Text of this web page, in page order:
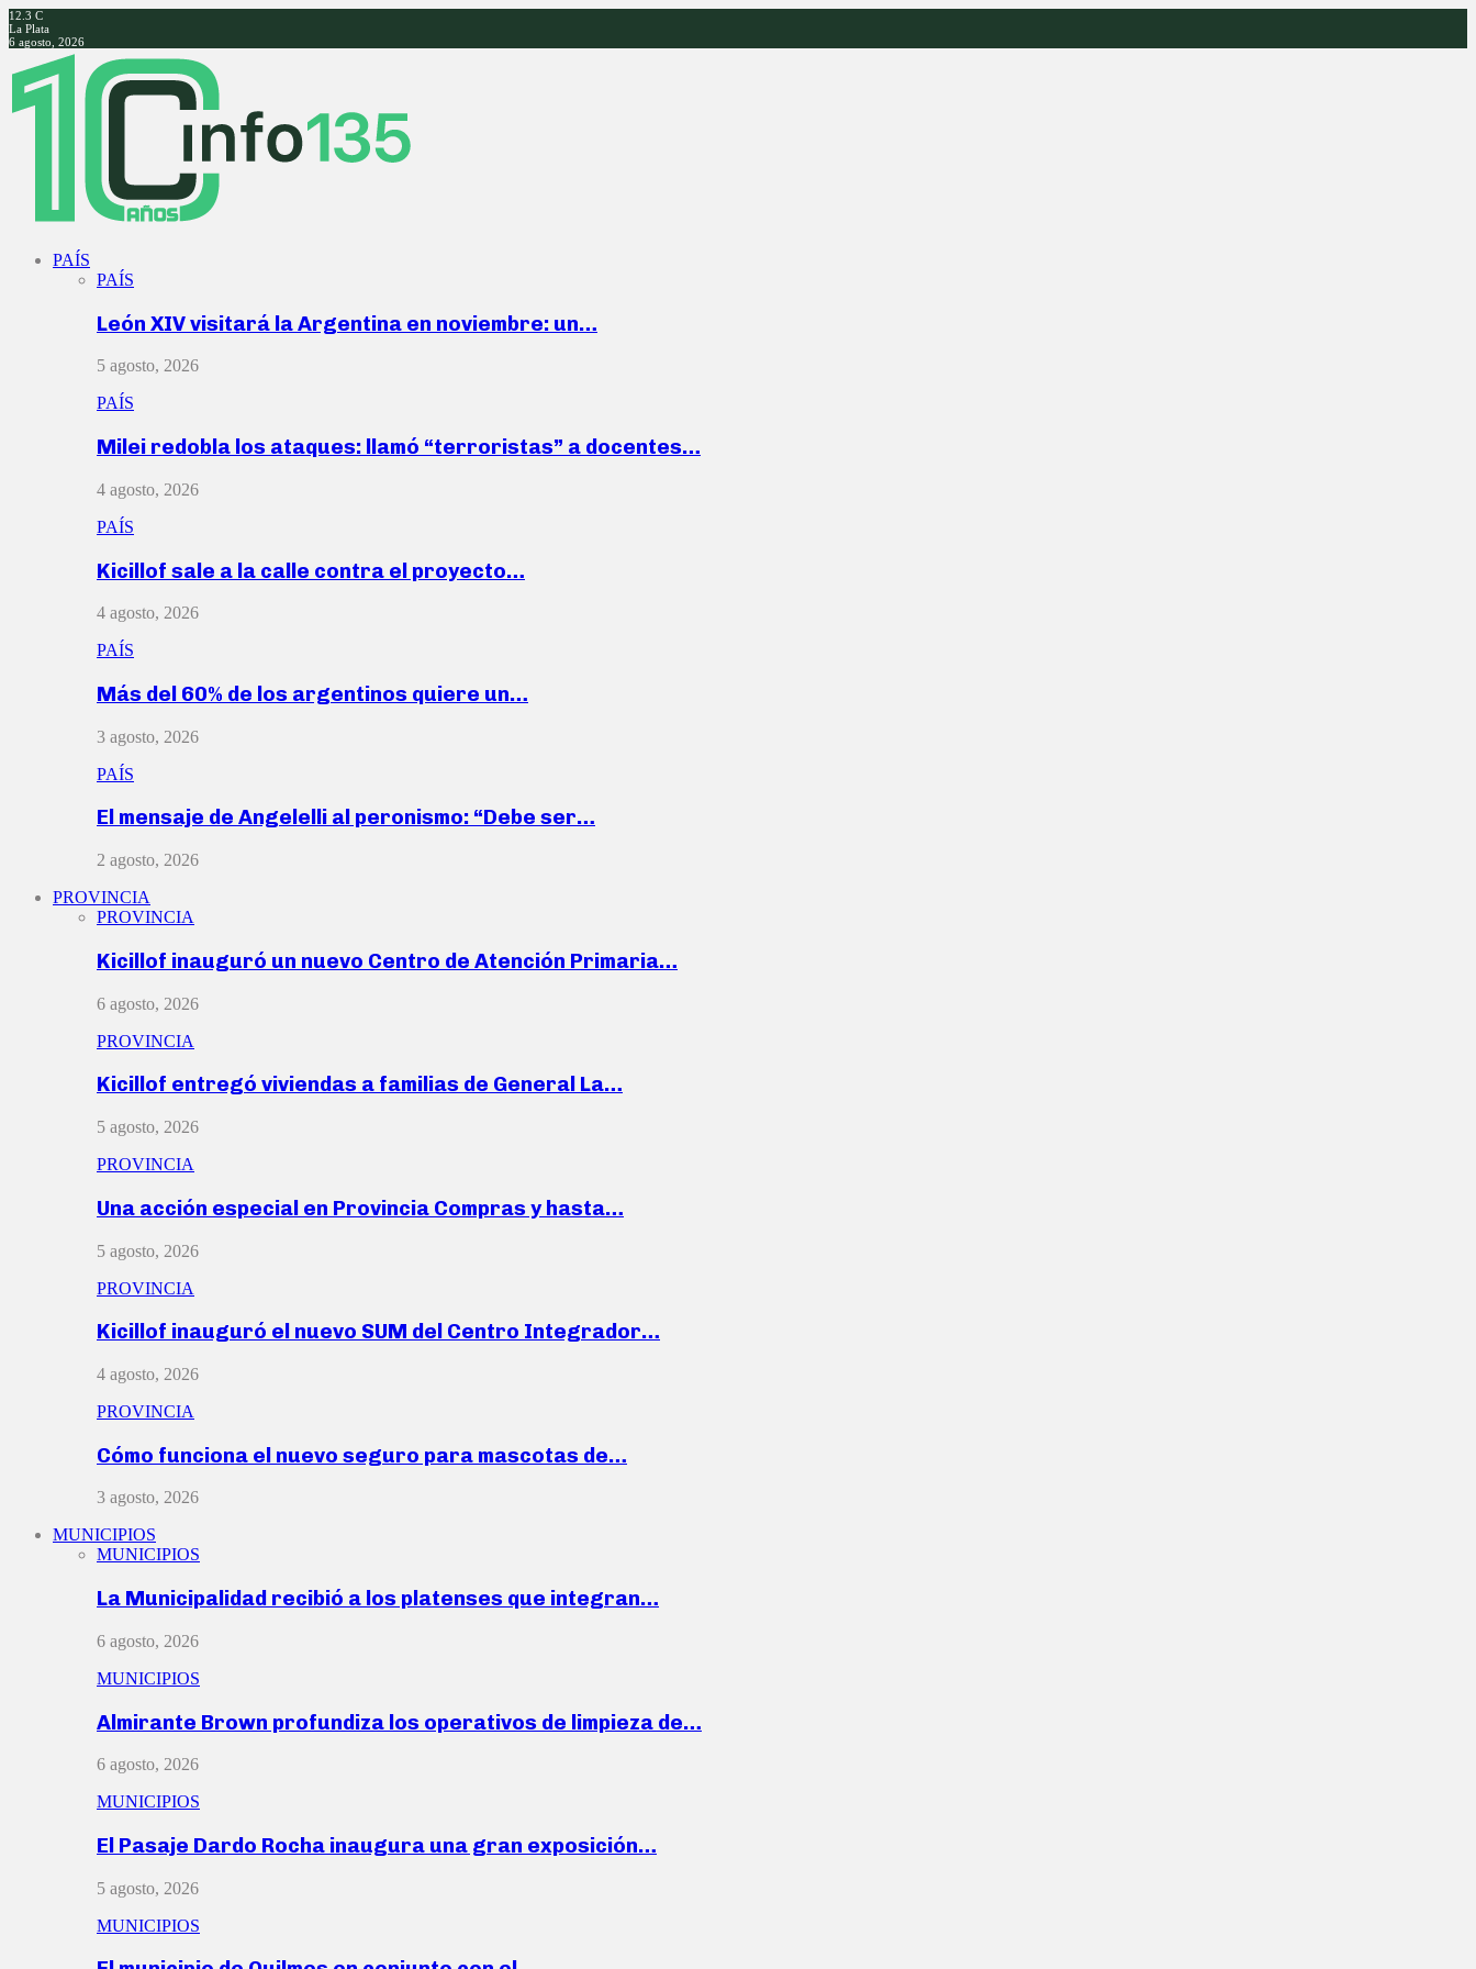
12.3 C
La Plata
6 agosto, 2026
Facebook
Twitter
Instagram
Youtube
PAÍS
PAÍS
León XIV visitará la Argentina en noviembre: un…
5 agosto, 2026
PAÍS
Milei redobla los ataques: llamó “terroristas” a docentes…
4 agosto, 2026
PAÍS
Kicillof sale a la calle contra el proyecto…
4 agosto, 2026
PAÍS
Más del 60% de los argentinos quiere un…
3 agosto, 2026
PAÍS
El mensaje de Angelelli al peronismo: “Debe ser…
2 agosto, 2026
PROVINCIA
PROVINCIA
Kicillof inauguró un nuevo Centro de Atención Primaria…
6 agosto, 2026
PROVINCIA
Kicillof entregó viviendas a familias de General La…
5 agosto, 2026
PROVINCIA
Una acción especial en Provincia Compras y hasta…
5 agosto, 2026
PROVINCIA
Kicillof inauguró el nuevo SUM del Centro Integrador…
4 agosto, 2026
PROVINCIA
Cómo funciona el nuevo seguro para mascotas de…
3 agosto, 2026
MUNICIPIOS
MUNICIPIOS
La Municipalidad recibió a los platenses que integran…
6 agosto, 2026
MUNICIPIOS
Almirante Brown profundiza los operativos de limpieza de…
6 agosto, 2026
MUNICIPIOS
El Pasaje Dardo Rocha inaugura una gran exposición…
5 agosto, 2026
MUNICIPIOS